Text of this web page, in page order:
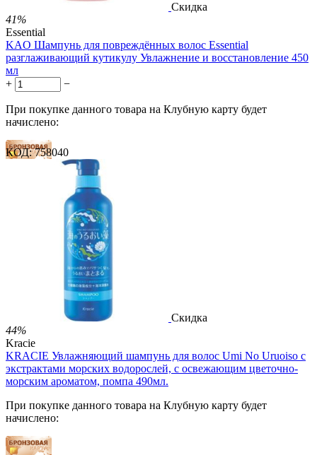
Скидка
41%
Essential
KAO Шампунь для повреждённых волос Essential
разглаживающий кутикулу Увлажнение и восстановление 450
мл
+
−
При покупке данного товара на Клубную карту будет
начислено:
14 баллов
21 балл
34 балла
1 486.00 Р
за 1.00 мл

КОД: 758040
Скидка
44%
Kracie
KRACIE Увлажняющий шампунь для волос Umi No Uruoiso с
экстрактами морских водорослей, с освежающим цветочно-
морским ароматом, помпа 490мл.
При покупке данного товара на Клубную карту будет
начислено: